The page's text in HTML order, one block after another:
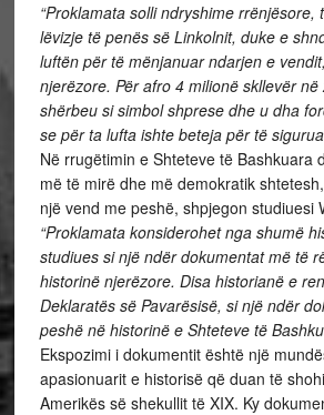
“Proklamata solli ndryshime rrënjësore,
lëvizje të penës së Linkolnit, duke e
luftën për të mënjanuar ndarjen e
njerëzore. Për afro 4 milionë skllevër në
shërbeu si simbol shprese dhe u dha
se për ta lufta ishte beteja për të
Në rrugëtimin e Shteteve të Bashkuara
më të mirë dhe më demokratik
një vend me peshë, shpjegon studiuesi
“Proklamata konsiderohet nga shumë
studiues si një ndër dokumentat më të
historinë njerëzore. Disa historianë e
Deklaratës së Pavarësisë, si një ndër
peshë në historinë e Shteteve të
Ekspozimi i dokumentit është një
apasionuarit e historisë që duan të
Amerikës së shekullit të XIX. Ky